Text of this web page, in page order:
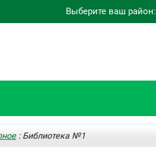
Выберите ваш район:
: Библиотека №1